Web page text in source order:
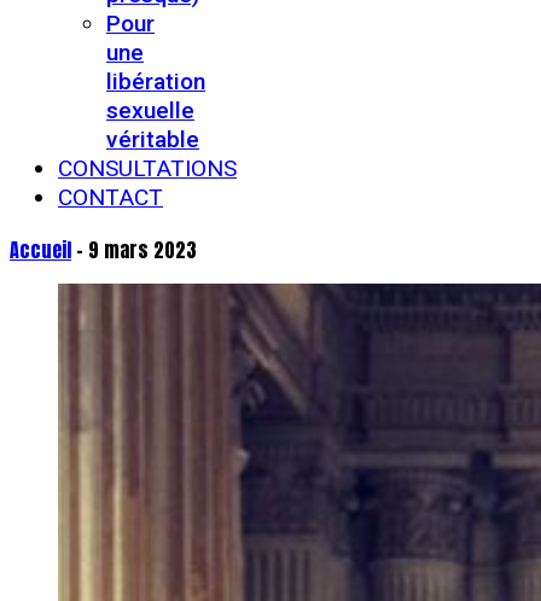
Pour
une
libération
sexuelle
véritable
CONSULTATIONS
CONTACT
Accueil - 9 mars 2023